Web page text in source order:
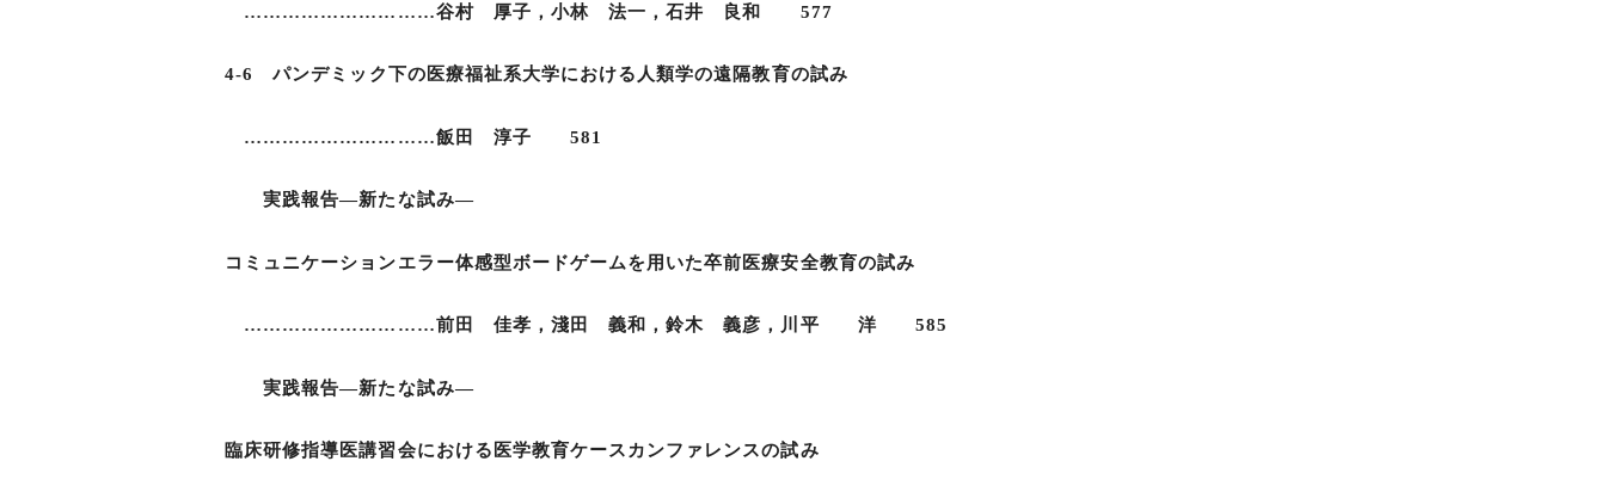
…………………………谷村 厚子，小林 法一，石井 良和 577
4-6 パンデミック下の医療福祉系大学における人類学の遠隔教育の試み
…………………………飯田 淳子 581
実践報告―新たな試み―
コミュニケーションエラー体感型ボードゲームを用いた卒前医療安全教育の試み
…………………………前田 佳孝，淺田 義和，鈴木 義彦，川平 洋 585
実践報告―新たな試み―
臨床研修指導医講習会における医学教育ケースカンファレンスの試み